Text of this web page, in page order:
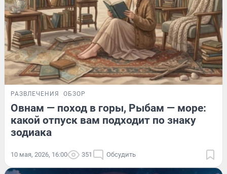
РАЗВЛЕЧЕНИЯ ОБЗОР
Овнам — поход в горы, Рыбам — море:
какой отпуск вам подходит по знаку
зодиака
10 мая, 2026, 16:00 351 Обсудить